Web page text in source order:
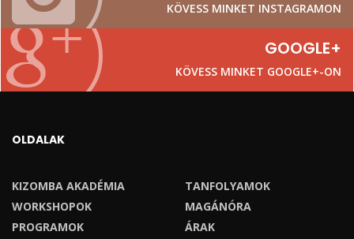
KÖVESS MINKET INSTAGRAMON
GOOGLE+
KÖVESS MINKET GOOGLE+-ON
OLDALAK
KIZOMBA AKADÉMIA
TANFOLYAMOK
WORKSHOPOK
MAGÁNÓRA
PROGRAMOK
ÁRAK